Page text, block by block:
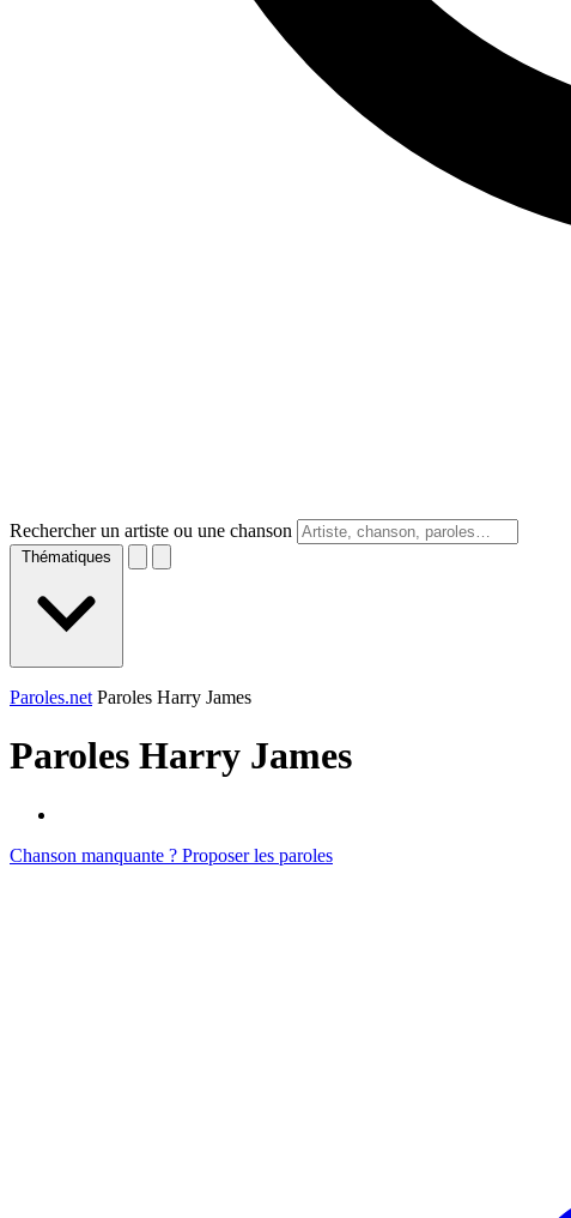
Rechercher un artiste ou une chanson
Thématiques
Paroles.net Paroles Harry James
Paroles Harry James
Chanson manquante ? Proposer les paroles